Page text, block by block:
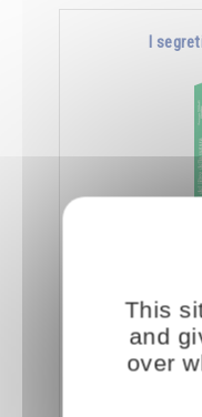
I
Nella Scienza
essere capaci
nascosto delle
This
and
over